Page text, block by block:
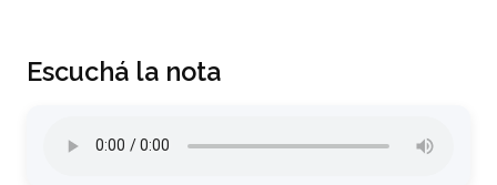
Escuchá la nota